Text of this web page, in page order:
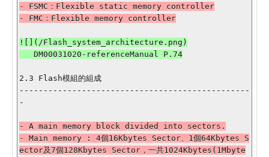
- FSMC：Flexible static memory controller
- FMC：Flexible memory controller
![](/Flash_system_architecture.png)
2.3 Flash模組的組成
------------------------------------------------
-
- A main memory block divided into sectors.
- Main memory : 4個16Kbytes Sector、1個64Kbytes S
ector及7個128Kbytes Sector，一共1024Kbytes(1Mbyte